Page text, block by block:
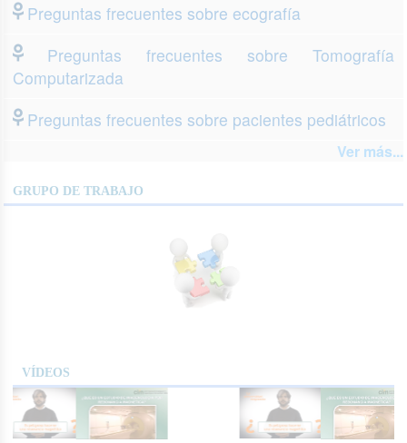
Preguntas frecuentes sobre ecografía
Preguntas frecuentes sobre Tomografía
Computarizada
Preguntas frecuentes sobre pacientes pediátricos
Ver más...
GRUPO DE TRABAJO
VÍDEOS